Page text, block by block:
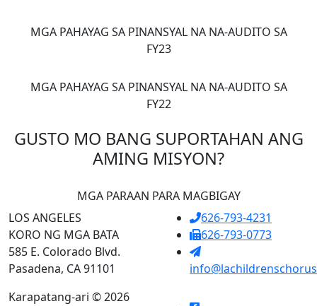
MGA PAHAYAG SA PINANSYAL NA NA-AUDITO SA
FY23
MGA PAHAYAG SA PINANSYAL NA NA-AUDITO SA
FY22
GUSTO MO BANG SUPORTAHAN ANG
AMING MISYON?
MGA PARAAN PARA MAGBIGAY
LOS ANGELES
KORO NG MGA BATA
585 E. Colorado Blvd.
Pasadena, CA 91101
Karapatang-ari © 2026
626-793-4231
626-793-0773